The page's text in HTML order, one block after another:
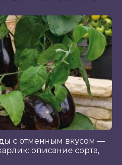
с отменным вкусом —
описание сорта,